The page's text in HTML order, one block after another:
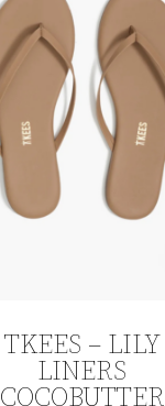
TKEES – LILY
LINERS
COCOBUTTER